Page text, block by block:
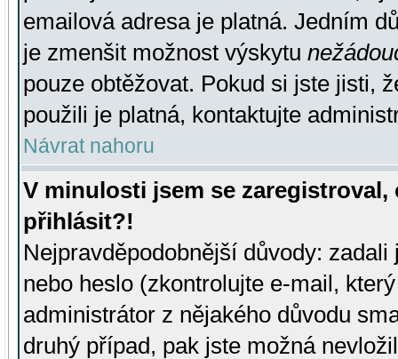
emailová adresa je platná. Jedním
je zmenšit možnost výskytu
pouze obtěžovat. Pokud si jste jisti,
použili je platná, kontaktujte
Návrat nahoru
V minulosti jsem se
přihlásit?!
Nejpravděpodobnější důvody:
nebo heslo (zkontrolujte e-mail,
administrátor z nějakého důvodu
druhý případ, pak jste možná